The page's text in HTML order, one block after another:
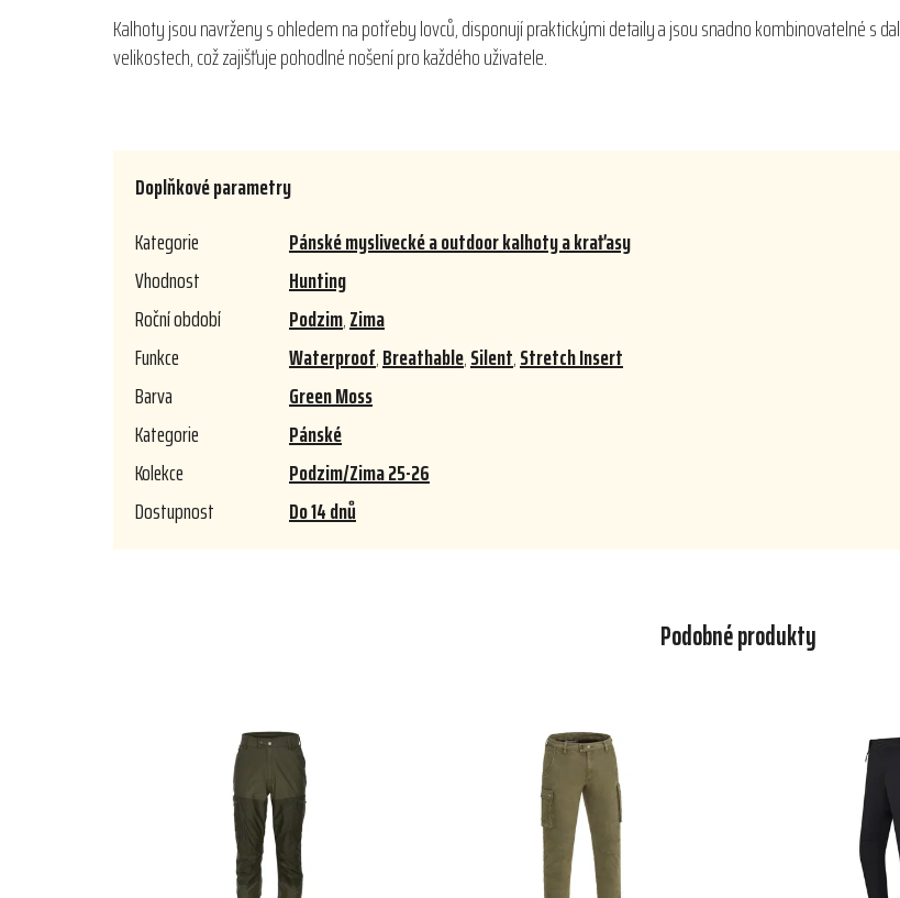
Kalhoty jsou navrženy s ohledem na potřeby lovců, disponují praktickými detaily a jsou snadno kombinovatelné s
velikostech, což zajišťuje pohodlné nošení pro každého uživatele.
Doplňkové parametry
Kategorie
Pánské myslivecké a outdoor kalhoty a kraťasy
Vhodnost
Hunting
Roční období
Podzim,Zima
Funkce
Waterproof,Breathable,Silent,Stretch Insert
Barva
Green Moss
Kategorie
Pánské
Kolekce
Podzim/Zima 25-26
Dostupnost
Do 14 dnů
Podobné produkty